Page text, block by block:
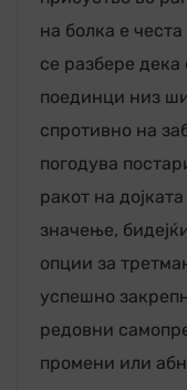
на болка е
се разбере дека
поединци низ
спротивно на
погодува
ракот на
значење,
опции за
успешно
редовни
промени или